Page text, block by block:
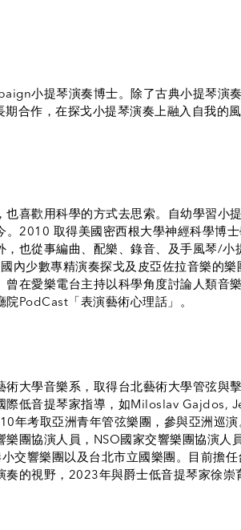
小提琴演奏博士。除了古典小提琴演奏
合作，在探戈小提琴演奏上融入自我的
喜歡用科學的方式去思索。自幼學習小
2010 取得美國密西根大學神經科學博士
也從事編曲、配樂、錄音、及手風琴/小
內少數專精演奏探戈及皮亞佐拉音樂的樂
在愛樂電台主持以科學角度討論人類音
PodCast「表演藝術心理話」。
大學音樂系，取得台北藝術大學管弦與
際低音提琴家指導，如Miloslav Gajdos,
考取亞洲青年管弦樂團，參與亞洲巡演
團協演人員，NSO國家交響樂團協演人
交響樂團以及台北市立國樂團。目前擔任
的視野，2023年與爵士低音提琴家徐崇